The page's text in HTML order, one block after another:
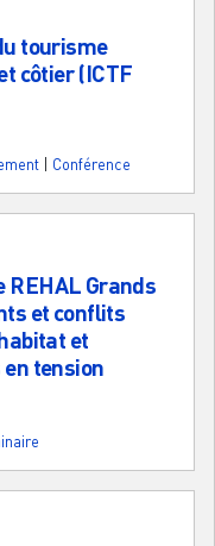
tourisme
côtier (ICTF
Conférence
REHAL Grands
et conflits
et
tension